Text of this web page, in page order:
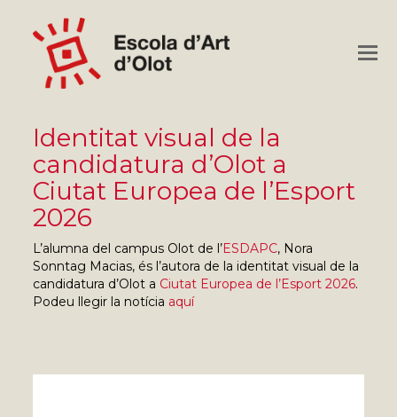
Identitat visual de la
candidatura d’Olot a
Ciutat Europea de l’Esport
2026
L’alumna del campus Olot de l’ESDAPC, Nora
Sonntag Macias, és l’autora de la identitat visual de la
candidatura d’Olot a Ciutat Europea de l’Esport 2026.
Podeu llegir la notícia aquí